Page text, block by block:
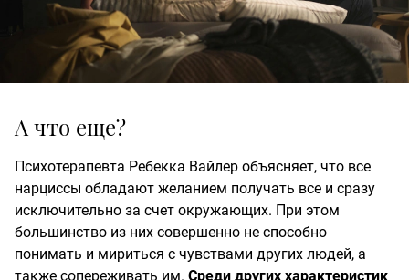
А что еще?
Психотерапевта Ребекка Вайлер объясняет, что все
нарциссы обладают желанием получать все и сразу
исключительно за счет окружающих. При этом
большинство из них совершенно не способно
понимать и мириться с чувствами других людей, а
также сопереживать им. Среди других характеристик